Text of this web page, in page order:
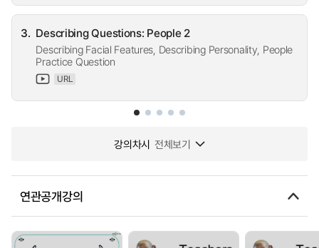
3. Describing Questions: People 2
Describing Facial Features, Describing Personality, People
Practice Question
URL
강의차시 전체보기
연관공개강의